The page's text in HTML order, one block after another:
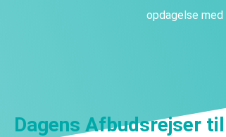
opdagelse
Dagens Afbudsrejser